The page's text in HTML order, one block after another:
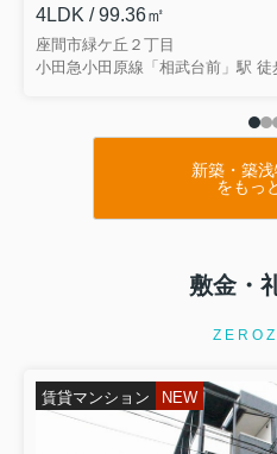
4LDK / 99.36㎡
座間市緑ケ丘２丁目
小田急小田原線「相武台前」駅 徒
新築・築
をもっ
敷金・
賃貸マンション NEW